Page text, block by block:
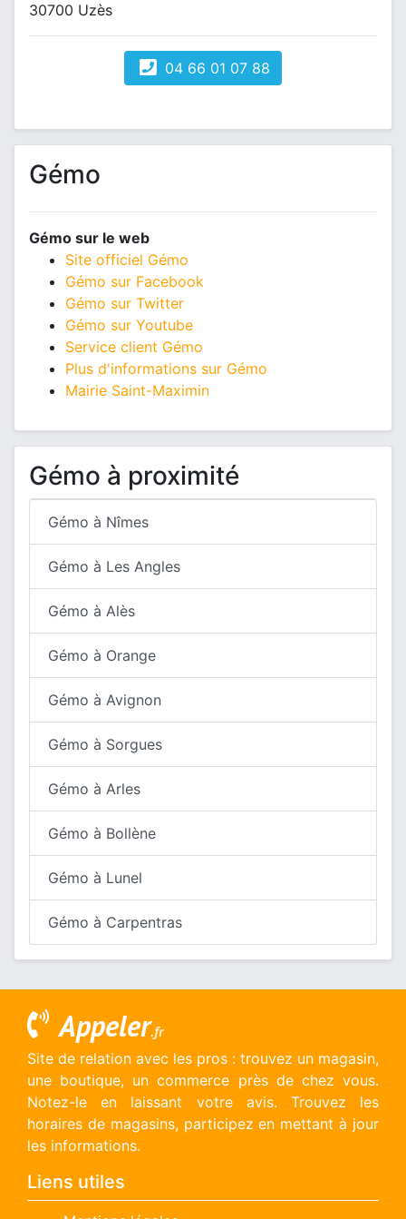
30700 Uzès
04 66 01 07 88
Gémo
Gémo sur le web
Site officiel Gémo
Gémo sur Facebook
Gémo sur Twitter
Gémo sur Youtube
Service client Gémo
Plus d'informations sur Gémo
Mairie Saint-Maximin
Gémo à proximité
Gémo à Nîmes
Gémo à Les Angles
Gémo à Alès
Gémo à Orange
Gémo à Avignon
Gémo à Sorgues
Gémo à Arles
Gémo à Bollène
Gémo à Lunel
Gémo à Carpentras
Appeler.fr
Site de relation avec les pros : trouvez un magasin,
une boutique, un commerce près de chez vous.
Notez-le en laissant votre avis. Trouvez les
horaires de magasins, participez en mettant à jour
les informations.
Liens utiles